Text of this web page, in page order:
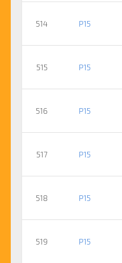
514 P15
515 P15
516 P15
517 P15
518 P15
519 P15